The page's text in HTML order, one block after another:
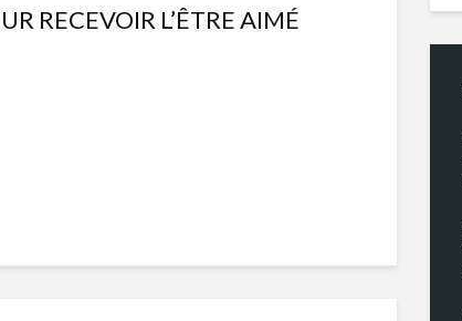
RECEVOIR L’ÊTRE AIMÉ
10 aliments riches en vitamine D